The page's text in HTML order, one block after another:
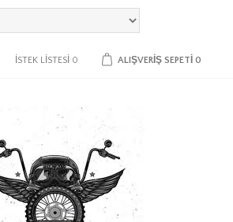
İSTEK LISTESI 0 ALIŞVERIŞ SEPETI 0